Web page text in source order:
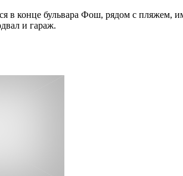
в конце бульвара Фош, рядом с
и гараж.